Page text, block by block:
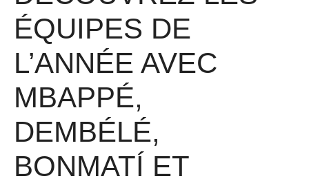
ÉQUIPES DE
L’ANNÉE AVEC
MBAPPÉ,
DEMBÉLÉ,
BONMATÍ ET